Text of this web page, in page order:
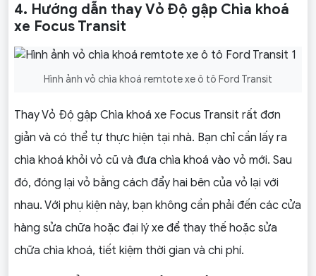
4. Hướng dẫn thay Vỏ Độ gập Chìa khoá
xe Focus Transit
Hình ảnh vỏ chìa khoá remtote xe ô tô Ford Transit
Thay Vỏ Độ gập Chìa khoá xe Focus Transit rất đơn
giản và có thể tự thực hiện tại nhà. Bạn chỉ cần lấy ra
chìa khoá khỏi vỏ cũ và đưa chìa khoá vào vỏ mới. Sau
đó, đóng lại vỏ bằng cách đẩy hai bên của vỏ lại với
nhau. Với phụ kiện này, bạn không cần phải đến các cửa
hàng sửa chữa hoặc đại lý xe để thay thế hoặc sửa
chữa chìa khoá, tiết kiệm thời gian và chi phí.